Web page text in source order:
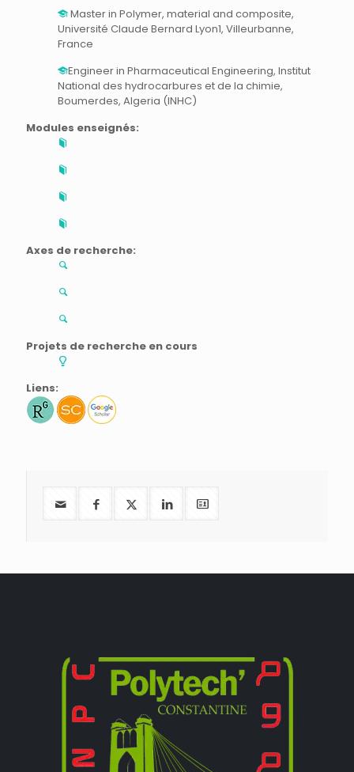
Master in Polymer, material and composite,
Université Claude Bernard Lyon1, Villeurbanne,
France
Engineer in Pharmaceutical Engineering, Institut
National des hydrocarbures et de la chimie,
Boumerdes, Algeria (INHC)
Modules enseignés:
Axes de recherche:
Projets de recherche en cours
Liens: